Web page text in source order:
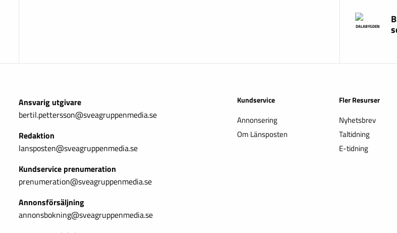
DALABYGDEN
Ansvarig utgivare
bertil.pettersson@sveagruppenmedia.se
Redaktion
lansposten@sveagruppenmedia.se
Kundservice prenumeration
prenumeration@sveagruppenmedia.se
Annonsförsäljning
annonsbokning@sveagruppenmedia.se
Kundservice
Annonsering
Om Länsposten
Fler Resurser
Nyhetsbrev
Taltidning
E-tidning